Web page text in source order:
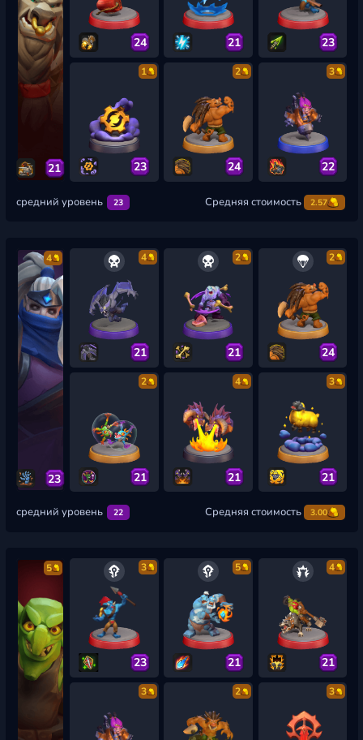
21
24 21 23
1
23
2
24
3
22
средний уровень 23 Средняя стоимость 2.57
4
23
4
21
2
21
2
24
2
21
4
21
3
21
средний уровень 22 Средняя стоимость 3.00
5 3
23
5
21
4
21
3 2 3